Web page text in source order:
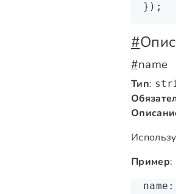
});
#
#name
Тип:
Пример:
name :